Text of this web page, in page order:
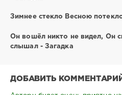
Зимнее стекло Весною
Он вошёл никто не видел, Он
слышал - Загадка
ДОБАВИТЬ КОММЕНТАРИЙ